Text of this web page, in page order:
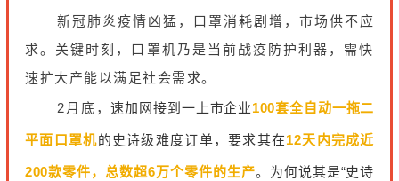
新冠肺炎疫情凶猛，口罩消耗剧增，市场供不应
求。关键时刻，口罩机乃是当前战疫防护利器，需快
速扩大产能以满足社会需求。
2月底，速加网接到一上市企业100套全自动一拖二
平面口罩机的史诗级难度订单，要求其在12天内完成近
200款零件，总数超6万个零件的生产。为何说其是“史诗